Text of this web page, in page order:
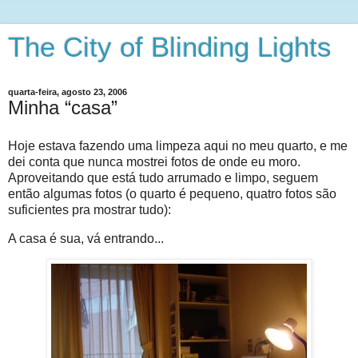
The City of Blinding Lights
quarta-feira, agosto 23, 2006
Minha “casa”
Hoje estava fazendo uma limpeza aqui no meu quarto, e me
dei conta que nunca mostrei fotos de onde eu moro.
Aproveitando que está tudo arrumado e limpo, seguem
então algumas fotos (o quarto é pequeno, quatro fotos são
suficientes pra mostrar tudo):
A casa é sua, vá entrando...